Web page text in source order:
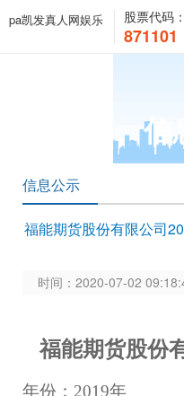
pa凯发真人网娱乐 股票代码：
871101
信
信息公示
福能期货股份有限公司
时间：2020-07-02
福能期货股份
年份： 2019年